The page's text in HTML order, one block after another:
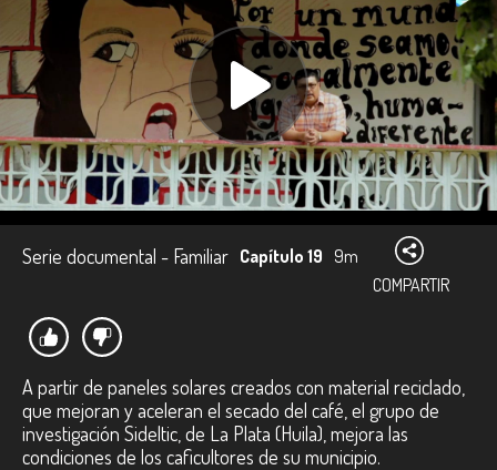
Serie documental - Familiar Capítulo 19 9m
COMPARTIR
A partir de paneles solares creados con material reciclado,
que mejoran y aceleran el secado del café, el grupo de
investigación Sideltic, de La Plata (Huila), mejora las
condiciones de los caficultores de su municipio.